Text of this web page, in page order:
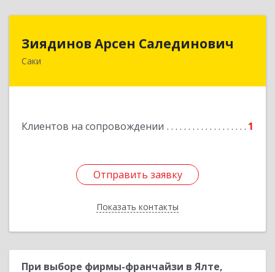
Зиядинов Арсен Салединович
Саки
Клиентов на сопровождении 1
Отправить заявку
Показать контакты
Отправить заявку
Назад
При выборе фирмы-франчайзи в Ялте,